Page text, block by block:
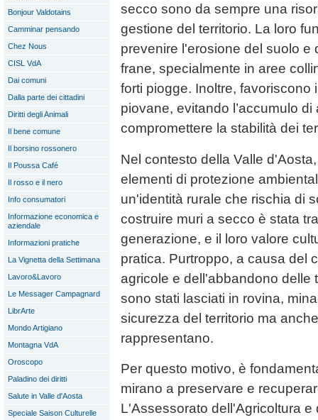
Bonjour Valdotains
Camminar pensando
Chez Nous
CISL VdA
Dai comuni
Dalla parte dei cittadini
Diritti degli Animali
Il bene comune
Il borsino rossonero
Il Poussa Café
Il rosso e il nero
Info consumatori
Informazione economica e
aziendale
Informazioni pratiche
La Vignetta della Settimana
Lavoro&Lavoro
Le Messager Campagnard
LibrArte
Mondo Artigiano
Montagna VdA
Oroscopo
Paladino dei diritti
Salute in Valle d'Aosta
Speciale Saison Culturelle
secco sono da sempre una
gestione del territorio. La loro
prevenire l'erosione del suolo e
frane, specialmente in aree
forti piogge. Inoltre, favoriscono
piovane, evitando l’accumulo
compromettere la stabilità dei
Nel contesto della Valle
elementi di protezione
un'identità rurale che rischia di
costruire muri a secco è stata
generazione, e il loro valore
pratica. Purtroppo, a causa del
agricole e dell'abbandono delle
sono stati lasciati in rovina,
sicurezza del territorio ma
rappresentano.
Per questo motivo, è
mirano a preservare e
L'Assessorato dell'Agricoltura e